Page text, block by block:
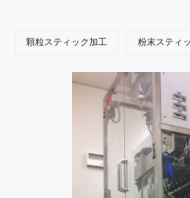
顆粒スティック加工 粉末スティ